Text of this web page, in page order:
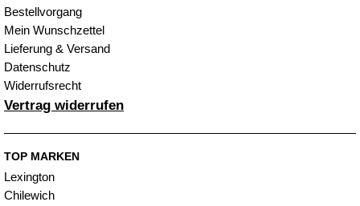
Bestellvorgang
Mein Wunschzettel
Lieferung & Versand
Datenschutz
Widerrufsrecht
Vertrag widerrufen
TOP MARKEN
Lexington
Chilewich